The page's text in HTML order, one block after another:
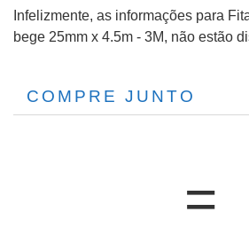
Infelizmente, as informações para
bege 25mm x 4.5m - 3M, não estão
COMPRE JUNTO